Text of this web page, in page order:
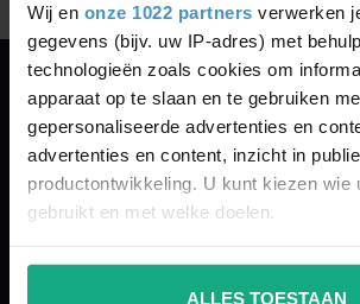
Wij en onze 1022 partners verwerken
gegevens (bijv. uw IP-adres) met
technologieën zoals cookies om
apparaat op te slaan en te gebruiken
gepersonaliseerde advertenties en
advertenties en content, inzicht in
productontwikkeling. U kunt kiezen wie
gebruikt en met welke doelen.
Als u het toestaat, willen we ook graag:
ALLES TOESTAAN
PERFECTLIGHTS
Gegevens:
Kruisbeeldsraat 72
9220 Hamme